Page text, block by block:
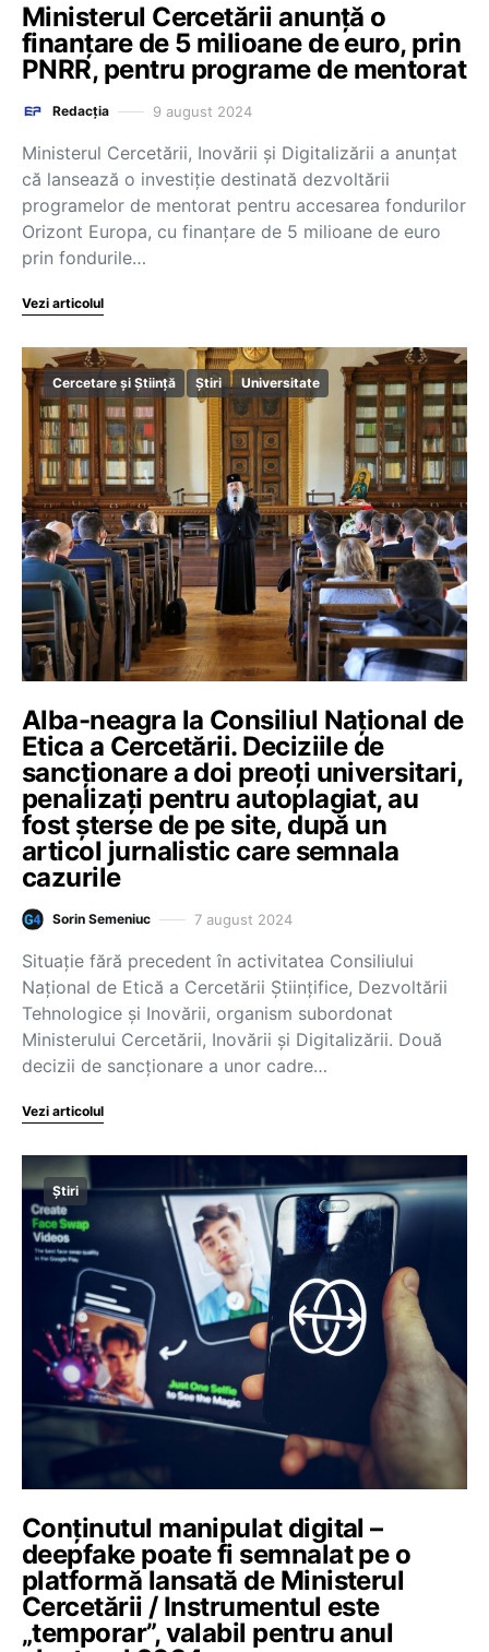
Ministerul Cercetării anunță o
finanțare de 5 milioane de euro, prin
PNRR, pentru programe de mentorat
Redacția 9 august 2024
Ministerul Cercetării, Inovării și Digitalizării a anunțat
că lansează o investiție destinată dezvoltării
programelor de mentorat pentru accesarea fondurilor
Orizont Europa, cu finanțare de 5 milioane de euro
prin fondurile…
Vezi articolul
Cercetare și Știință Știri Universitate
Alba-neagra la Consiliul Național de
Etica a Cercetării. Deciziile de
sancționare a doi preoți universitari,
penalizați pentru autoplagiat, au
fost șterse de pe site, după un
articol jurnalistic care semnala
cazurile
Sorin Semeniuc 7 august 2024
Situație fără precedent în activitatea Consiliului
Național de Etică a Cercetării Ştiinţifice, Dezvoltării
Tehnologice şi Inovării, organism subordonat
Ministerului Cercetării, Inovării și Digitalizării. Două
decizii de sancționare a unor cadre…
Vezi articolul
Știri
Conținutul manipulat digital –
deepfake poate fi semnalat pe o
platformă lansată de Ministerul
Cercetării / Instrumentul este
„temporar”, valabil pentru anul